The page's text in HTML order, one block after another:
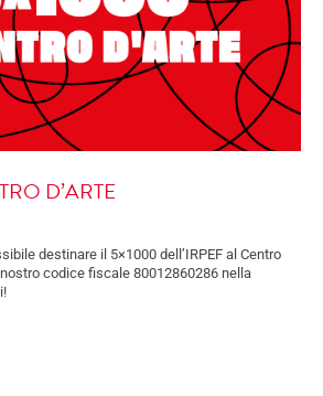
D’ARTE
destinare il 5×1000 dell’IRPEF al Centro
codice fiscale 80012860286 nella